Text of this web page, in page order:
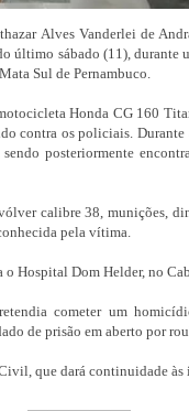
Alves Vanderlei de
último sábado (11), durante
Sul de Pernambuco.
Honda CG 160
contra os policiais. Durante
posteriormente
calibre 38, munições,
pela vítima.
Hospital Dom Helder, no
cometer um
de prisão em aberto por
que dará continuidade às